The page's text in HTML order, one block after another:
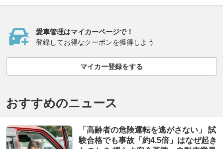
愛車管理はマイカーページで！
登録してお得なクーポンを獲得しよう
マイカー登録をする
おすすめのニュース
「高齢者の危険運転を逃がさない」 試
験合格でも事故「約4.5倍」はなぜ起き